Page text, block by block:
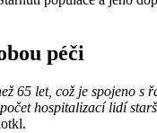
péči
65 let, což je spojeno
hospitalizací lidí